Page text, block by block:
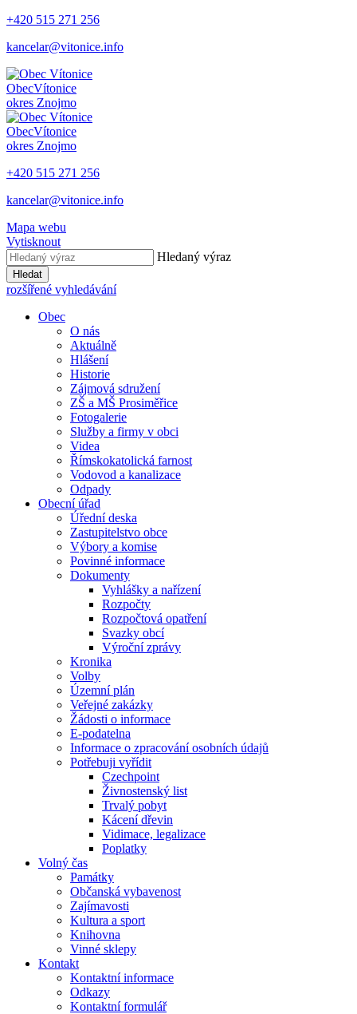
+420 515 271 256
kancelar@vitonice.info
ObecVítonice
okres Znojmo
ObecVítonice
okres Znojmo
+420 515 271 256
kancelar@vitonice.info
Mapa webu
Vytisknout
Hledaný výraz
Hledat
rozšířené vyhledávání
Obec
O nás
Aktuálně
Hlášení
Historie
Zájmová sdružení
ZŠ a MŠ Prosiměřice
Fotogalerie
Služby a firmy v obci
Videa
Římskokatolická farnost
Vodovod a kanalizace
Odpady
Obecní úřad
Úřední deska
Zastupitelstvo obce
Výbory a komise
Povinné informace
Dokumenty
Vyhlášky a nařízení
Rozpočty
Rozpočtová opatření
Svazky obcí
Výroční zprávy
Kronika
Volby
Územní plán
Veřejné zakázky
Žádosti o informace
E-podatelna
Informace o zpracování osobních údajů
Potřebuji vyřídit
Czechpoint
Živnostenský list
Trvalý pobyt
Kácení dřevin
Vidimace, legalizace
Poplatky
Volný čas
Památky
Občanská vybavenost
Zajímavosti
Kultura a sport
Knihovna
Vinné sklepy
Kontakt
Kontaktní informace
Odkazy
Kontaktní formulář